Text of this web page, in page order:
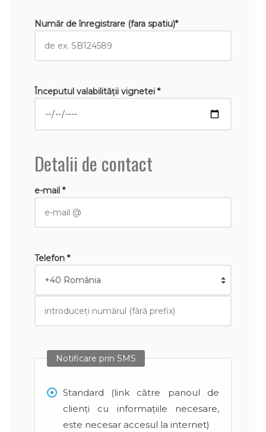
Număr de înregistrare (fara spatiu)*
Începutul valabilităţii vignetei *
Detalii de contact
e-mail *
Telefon *
Notificare prin SMS
Standard (link către panoul de
clienți cu informațiile necesare,
este necesar accesul la internet)